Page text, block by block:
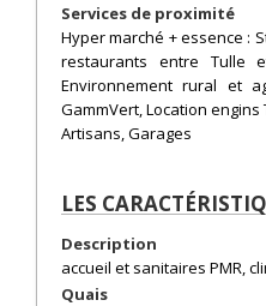
Services de proximité
Hyper marché + essence :
restaurants entre Tulle
Environnement rural et
GammVert, Location
Artisans, Garages
LES
Description
accueil et sanitaires PMR,
Quais